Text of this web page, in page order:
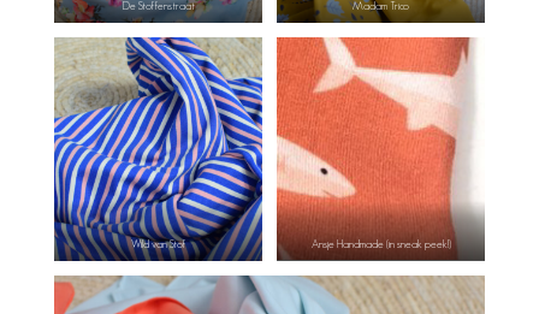
De Stoffenstraat Madam Trico
Wild van Stof Ansje Handmade (in sneak peek!)